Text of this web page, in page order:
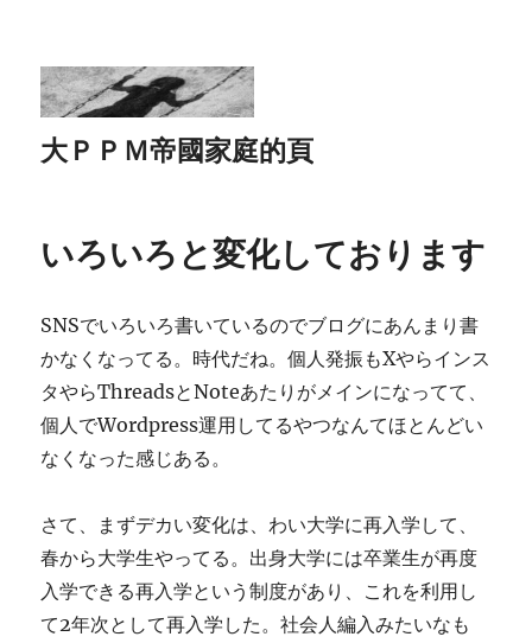
大ＰＰＭ帝國家庭的頁
いろいろと変化しております
SNSでいろいろ書いているのでブログにあんまり書
かなくなってる。時代だね。個人発振もXやらインス
タやらThreadsとNoteあたりがメインになってて、
個人でWordpress運用してるやつなんてほとんどい
なくなった感じある。
さて、まずデカい変化は、わい大学に再入学して、
春から大学生やってる。出身大学には卒業生が再度
入学できる再入学という制度があり、これを利用し
て2年次として再入学した。社会人編入みたいなも